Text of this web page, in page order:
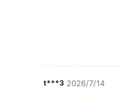
t***3 2026/7/14